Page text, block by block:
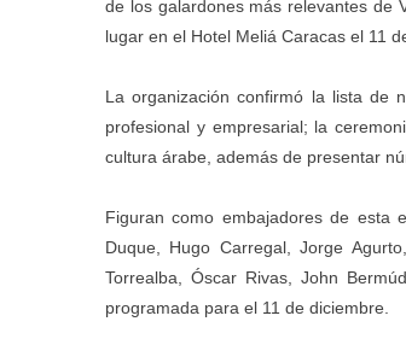
de los galardones más relevantes de
lugar en el Hotel Meliá Caracas el 11
La organización confirmó la lista de
profesional y empresarial; la
cultura árabe, además de presentar
Figuran como embajadores de esta
Duque, Hugo Carregal, Jorge
Torrealba, Óscar Rivas, John
programada para el 11 de diciembre.